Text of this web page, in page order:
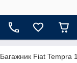
Багажник Fiat Tempra